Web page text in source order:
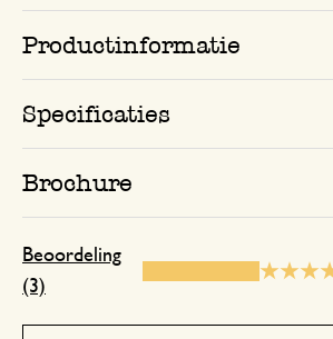
Productinformatie
Specificaties
Brochure
Beoordeling
(3)